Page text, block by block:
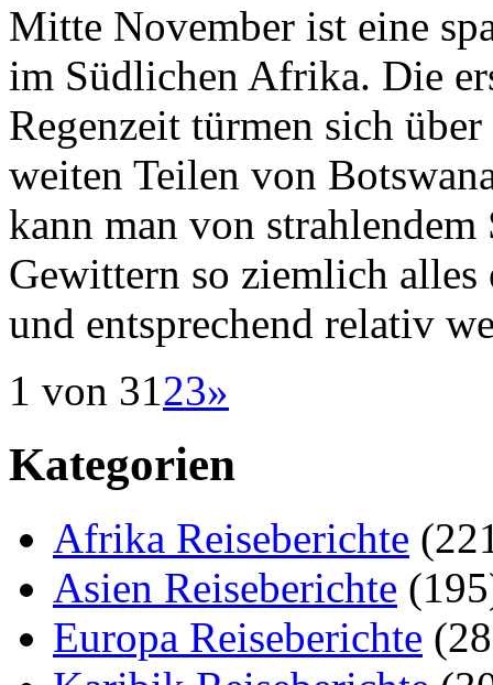
Mitte November ist eine
im Südlichen Afrika. Die
Regenzeit türmen sich
weiten Teilen von
kann man von
Gewittern so ziemlich alles
und entsprechend relativ
1 von 3123»
Kategorien
Afrika Reiseberichte
Asien Reiseberichte
Europa Reiseberichte